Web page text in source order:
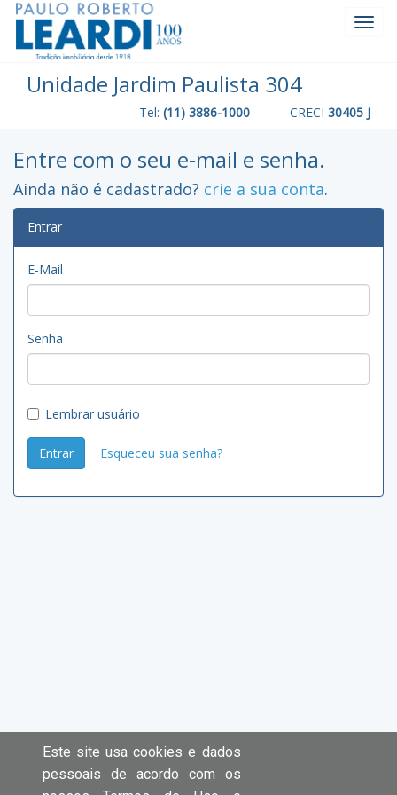
Unidade Jardim Paulista 304
Tel: (11) 3886-1000 - CRECI 30405 J
Entre com o seu e-mail e senha.
Ainda não é cadastrado? crie a sua conta.
Entrar
E-Mail
Senha
Lembrar usuário
Entrar Esqueceu sua senha?
Este site usa cookies e dados
pessoais de acordo com os